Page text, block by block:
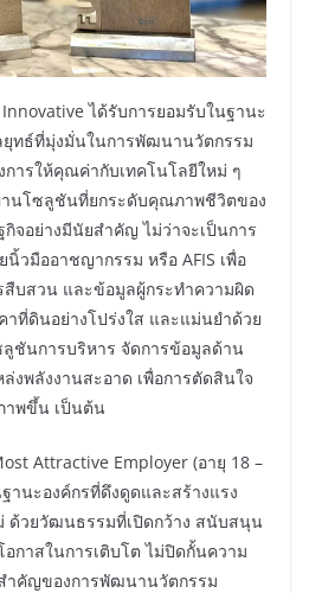
ได้รับการยอมรับในฐานะ
ทธ์ที่มุ่งมั่นในการพัฒนานวัตกรรม
การให้คุณค่ากับเทคโนโลยีใหม่ ๆ
นโซลูชันที่ยกระดับคุณภาพชีวิตของ
จอย่างมีนัยสำคัญ ไม่ว่าจะเป็นการ
วมืออาชญากรรม หรือ AFIS เพื่อ
สืบสวน และข้อมูลผู้กระทำความผิด
าที่ดินอย่างโปร่งใส และแม่นยำด้วย
ลูชันการบริหาร จัดการข้อมูลด้าน
งพลังงานสะอาด เพื่อการตัดสินใจ
าพขึ้น เป็นต้น
Attractive Employer (อายุ 18 –
านะองค์กรที่ดึงดูดและสร้างแรง
ด้วยวัฒนธรรมที่เปิดกว้าง สนับสนุน
กาสในการเติบโต ไม่ปิดกั้นความ
ำคัญของการพัฒนานวัตกรรม